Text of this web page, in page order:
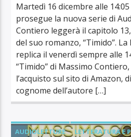
Martedì 16 dicembre alle
prosegue la nuova serie di
Contiero leggerà il capitolo
del suo romanzo, “Timido”.
replica il venerdì sempre alle
“Timido” di Massimo
l’acquisto sul sito di Amazon,
cognome dell’autore […]
AUDIOLETTURE LETTERATURA E